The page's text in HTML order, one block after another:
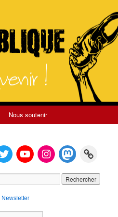
Nous soutenir
Newsletter